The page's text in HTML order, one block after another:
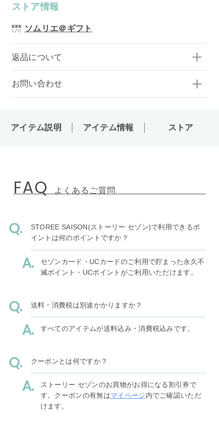
ストア情報
ソムリエ＠ギフト
返品について
お問い合わせ
アイテム説明 アイテム情報 ストア
FAQ よくあるご質問
STOREE SAISON(ストーリー セゾン)で利用できるポ
イントは何のポイントですか？
セゾンカード・UCカードのご利用で貯まった永久不
滅ポイント・UCポイントがご利用いただけます。
送料・消費税は別途かかりますか？
すべてのアイテムが送料込み・消費税込みです。
クーポンとは何ですか？
ストーリー セゾンのお買物がお得になる割引券で
す。クーポンの有無はマイページ内でご確認いただ
けます。